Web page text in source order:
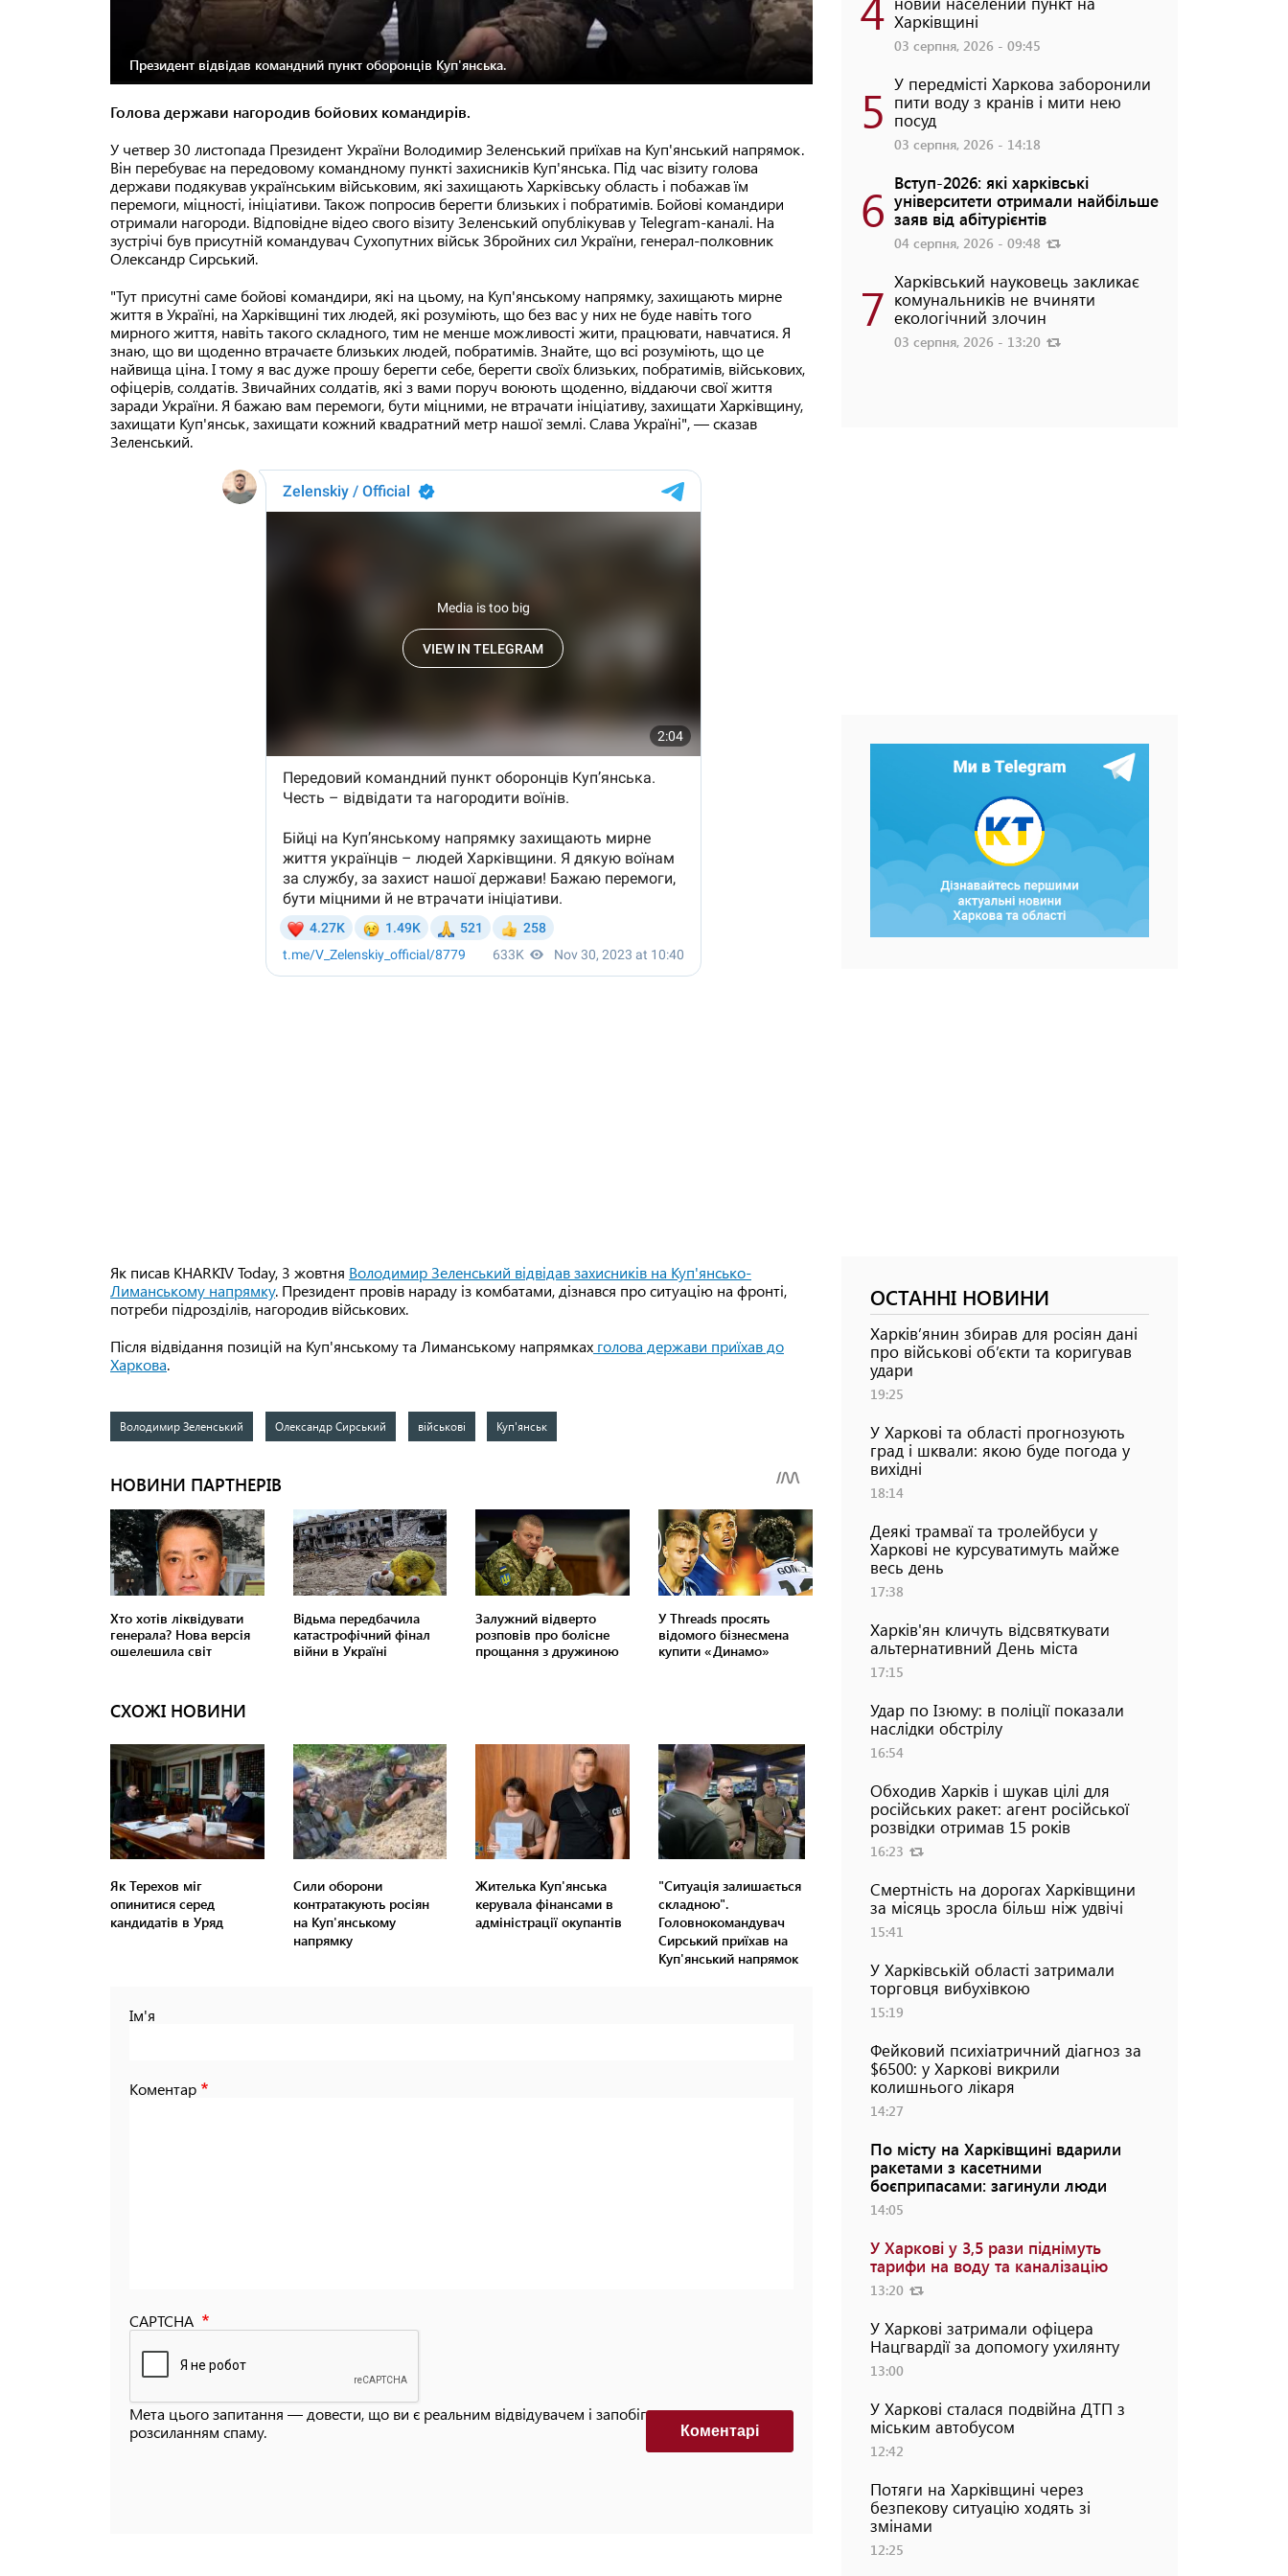
Президент відвідав командний пункт оборонців Куп'янська.
Голова держави нагородив бойових командирів.
У четвер 30 листопада Президент України Володимир Зеленський приїхав на Куп'янський напрямок.
Він перебуває на передовому командному пункті захисників Куп'янська. Під час візиту голова
держави подякував українським військовим, які захищають Харківську область і побажав їм
перемоги, міцності, ініціативи. Також попросив берегти близьких і побратимів. Бойові командири
отримали нагороди. Відповідне відео свого візиту Зеленський опублікував у Telegram-каналі. На
зустрічі був присутній командувач Сухопутних військ Збройних сил України, генерал-полковник
Олександр Сирський.
"Тут присутні саме бойові командири, які на цьому, на Куп'янському напрямку, захищають мирне
життя в Україні, на Харківщині тих людей, які розуміють, що без вас у них не буде навіть того
мирного життя, навіть такого складного, тим не менше можливості жити, працювати, навчатися. Я
знаю, що ви щоденно втрачаєте близьких людей, побратимів. Знайте, що всі розуміють, що це
найвища ціна. І тому я вас дуже прошу берегти себе, берегти своїх близьких, побратимів, військових,
офіцерів, солдатів. Звичайних солдатів, які з вами поруч воюють щоденно, віддаючи свої життя
заради України. Я бажаю вам перемоги, бути міцними, не втрачати ініціативу, захищати Харківщину,
захищати Куп'янськ, захищати кожний квадратний метр нашої землі. Слава Україні", — сказав
Зеленський.
Як писав KHARKIV Today, 3 жовтня Володимир Зеленський відвідав захисників на Куп'янсько-
Лиманському напрямку. Президент провів нараду із комбатами, дізнався про ситуацію на фронті,
потреби підрозділів, нагородив військових.
Після відвідання позицій на Куп'янському та Лиманському напрямках голова держави приїхав до
Харкова.
Володимир Зеленський Олександр Сирський військові Куп'янськ
СХОЖІ НОВИНИ
Як Терехов міг
опинитися серед
кандидатів в Уряд
Сили оборони
контратакують росіян
на Куп'янському
напрямку
Жителька Куп'янська
керувала фінансами в
адміністрації окупантів
"Ситуація залишається
складною".
Головнокомандувач
Сирський приїхав на
Куп'янський напрямок
Ім'я
Коментар
CAPTCHA
Мета цього запитання — довести, що ви є реальним відвідувачем і запобігти автоматизованим
розсиланням спаму.
Коментарi
Харківщині
03 серпня, 2026 - 09:45
5 У передмісті Харкова заборонили
пити воду з кранів і мити нею
посуд
03 серпня, 2026 - 14:18
6 Вступ-2026: які харківські
університети отримали найбільше
заяв від абітурієнтів
04 серпня, 2026 - 09:48
7 Харківський науковець закликає
комунальників не вчиняти
екологічний злочин
03 серпня, 2026 - 13:20
ОСТАННІ НОВИНИ
Харків’янин збирав для росіян дані
про військові об’єкти та коригував
удари
19:25
У Харкові та області прогнозують
град і шквали: якою буде погода у
вихідні
18:14
Деякі трамваї та тролейбуси у
Харкові не курсуватимуть майже
весь день
17:38
Харків'ян кличуть відсвяткувати
альтернативний День міста
17:15
Удар по Ізюму: в поліції показали
наслідки обстрілу
16:54
Обходив Харків і шукав цілі для
російських ракет: агент російської
розвідки отримав 15 років
16:23
Смертність на дорогах Харківщини
за місяць зросла більш ніж удвічі
15:41
У Харківській області затримали
торговця вибухівкою
15:19
Фейковий психіатричний діагноз за
$6500: у Харкові викрили
колишнього лікаря
14:27
По місту на Харківщині вдарили
ракетами з касетними
боєприпасами: загинули люди
14:05
У Харкові у 3,5 рази піднімуть
тарифи на воду та каналізацію
13:20
У Харкові затримали офіцера
Нацгвардії за допомогу ухилянту
13:00
У Харкові сталася подвійна ДТП з
міським автобусом
12:42
Потяги на Харківщині через
безпекову ситуацію ходять зі
змінами
12:25